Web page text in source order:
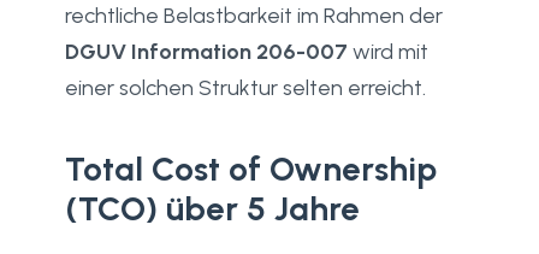
rechtliche Belastbarkeit im Rahmen der
DGUV Information 206-007 wird mit
einer solchen Struktur selten erreicht.
Total Cost of Ownership
(TCO) über 5 Jahre